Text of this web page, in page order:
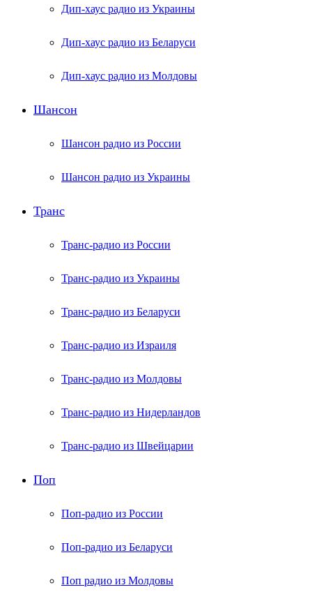
Дип-хаус радио из Украины
Дип-хаус радио из Беларуси
Дип-хаус радио из Молдовы
Шансон
Шансон радио из России
Шансон радио из Украины
Транс
Транс-радио из России
Транс-радио из Украины
Транс-радио из Беларуси
Транс-радио из Израиля
Транс-радио из Молдовы
Транс-радио из Нидерландов
Транс-радио из Швейцарии
Поп
Поп-радио из России
Поп-радио из Беларуси
Поп радио из Молдовы